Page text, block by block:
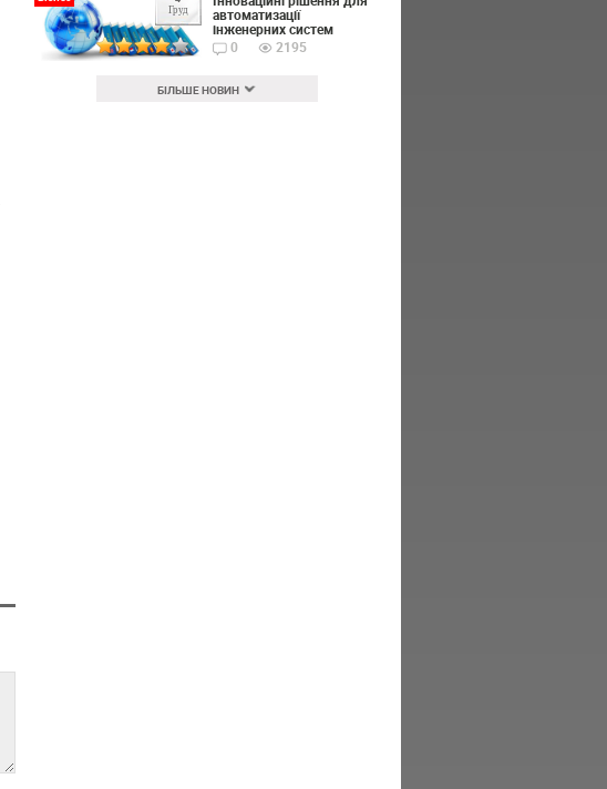
Груд
автоматизації
інженерних систем
0
2195
БІЛЬШЕ НОВИН